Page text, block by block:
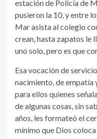
estación de Policía de
pusieron la 10, y entre
Mar asista al colegio
crean, hasta zapatos le
uno solo, pero es que
Esa vocación de
nacimiento, de
para ellos quienes
de algunas cosas, sin
años, les formateó el
mínimo que Dios